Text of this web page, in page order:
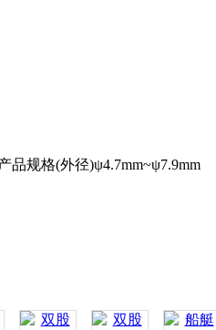
品规格(外径)ψ4.7mm~ψ7.9mm